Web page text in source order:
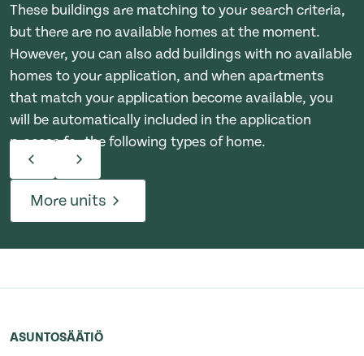
These buildings are matching to your search criteria,
but there are no available homes at the moment.
However, you can also add buildings with no available
homes to your application, and when apartments
that match your application become available, you
will be automatically included in the application
process for the following types of home.
More units
ASUNTOSÄÄTIÖ